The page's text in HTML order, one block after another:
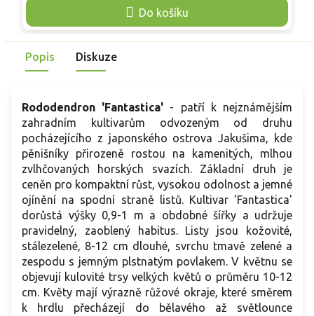
Do košíku
výsadbám, kde poskytuje stabilní barevný prvek.
Popis Diskuze
Rododendron 'Fantastica' - patří k nejznámějším
zahradním kultivarům odvozeným od druhu
pocházejícího z japonského ostrova Jakušima, kde
pěnišníky přirozeně rostou na kamenitých, mlhou
zvlhčovaných horských svazích. Základní druh je
ceněn pro kompaktní růst, vysokou odolnost a jemné
ojínění na spodní straně listů. Kultivar 'Fantastica'
dorůstá výšky 0,9-1 m a obdobné šířky a udržuje
pravidelný, zaoblený habitus. Listy jsou kožovité,
stálezelené, 8-12 cm dlouhé, svrchu tmavě zelené a
zespodu s jemným plstnatým povlakem. V květnu se
objevují kulovité trsy velkých květů o průměru 10-12
cm. Květy mají výrazně růžové okraje, které směrem
k hrdlu přecházejí do bělavého až světlounce